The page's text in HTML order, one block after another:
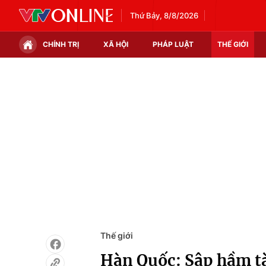
Thứ Bảy, 8/8/2026
CHÍNH TRỊ XÃ HỘI PHÁP LUẬT THẾ GIỚI
Thế giới
Hàn Quốc: Sập hầm